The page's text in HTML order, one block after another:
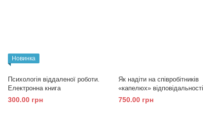
Новинка
Психологія віддаленої роботи.
Електронна книга
300.00 грн
Як надіти на співробітників
«капелюх» відповідальності
750.00 грн